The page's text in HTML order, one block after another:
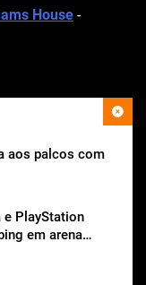
aos palcos com
e PlayStation
em arena
House -